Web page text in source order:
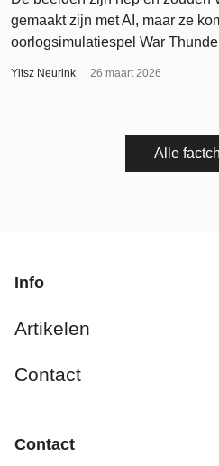
gemaakt zijn met AI, maar ze
oorlogsimulatiespel War
Yitsz Neurink 26 maart 2026
Alle
Info
Artikelen
Contact
Contact